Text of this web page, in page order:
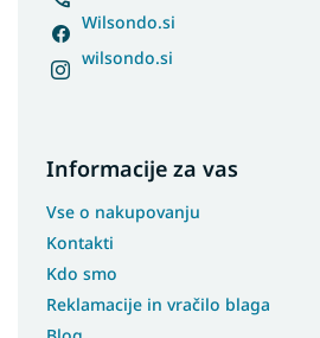
Wilsondo.si
wilsondo.si
Informacije za vas
Vse o nakupovanju
Kontakti
Kdo smo
Reklamacije in vračilo blaga